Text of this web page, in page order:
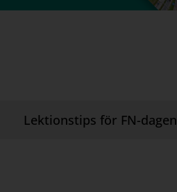
Lektionstips för FN-dagen